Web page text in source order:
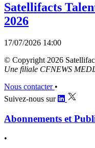
Satellifacts
2026
17/07/2026 14:00
© Copyright 2026
Une filiale CFNEWS
Nous contacter •
Suivez-nous sur
Abonnements et
•